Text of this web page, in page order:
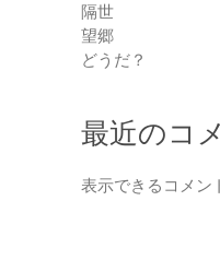
隔世
望郷
どうだ？
最近のコ
表示できるコメン